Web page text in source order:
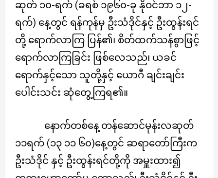
ဆုတ် ၁၀-ရက် (ခရစ် ၁၉၆၀-ခု နိုဝင်ဘာ ၁၂-
ရက်) နေ့တွင် ရန်ကုန်မှ ဦးသံဒိုင်နှင့် ဦးထွန်းရင်
တို့ ရောက်လာကြ ပြန်၏၊ စိတ်ထက်သန်စွာဖြင့်
ရောက်လာကြခြင်း ဖြစ်လေသည်၊ ယခင်
ရောက်နှင့်သော သူတို့နှင့် ယောဂီ ချင်းချင်း
ပေါင်းသင်း ဆုံတွေ့ကြရ၏။
နောက်တစ်နေ့ တန်ဆောင်မုန်းလဆုတ်
၁၁ရက် (၁၃ ၁၁ ၆၀)နေ့တွင် ဆရာတော်ကြီးက
ဦးသံဒိုင် နှင့် ဦးထွန်းရင်တို့ကို အမှူးထား၍